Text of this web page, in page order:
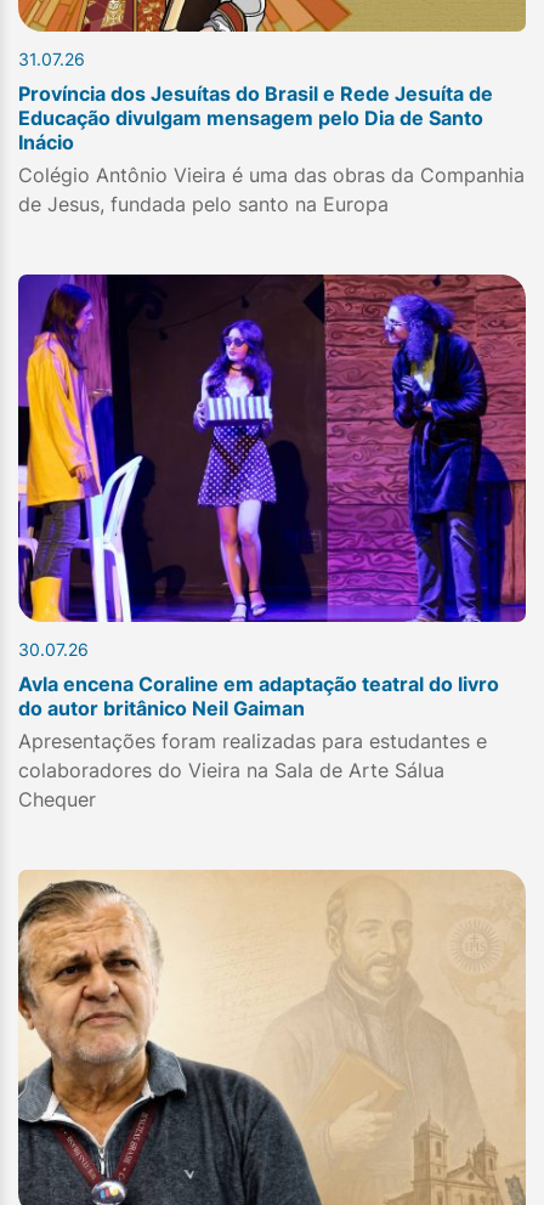
31.07.26
Província dos Jesuítas do Brasil e Rede Jesuíta de
Educação divulgam mensagem pelo Dia de Santo
Inácio
Colégio Antônio Vieira é uma das obras da Companhia
de Jesus, fundada pelo santo na Europa
30.07.26
Avla encena Coraline em adaptação teatral do livro
do autor britânico Neil Gaiman
Apresentações foram realizadas para estudantes e
colaboradores do Vieira na Sala de Arte Sálua
Chequer